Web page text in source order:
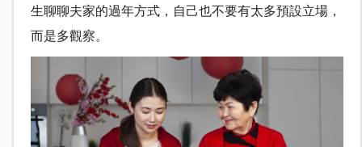
生聊聊夫家的過年方式，自己也不要有太多預設立場，
而是多觀察。